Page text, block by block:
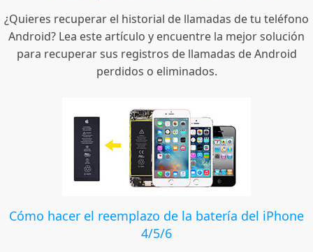
¿Quieres recuperar el historial de llamadas de tu teléfono
Android? Lea este artículo y encuentre la mejor solución
para recuperar sus registros de llamadas de Android
perdidos o eliminados.
Cómo hacer el reemplazo de la batería del iPhone
4/5/6